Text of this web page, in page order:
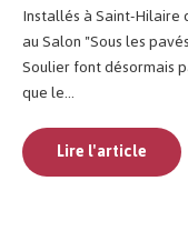
Installés à Saint-Hilaire
au Salon "Sous les
Soulier font désormais
que le...
Lire l'article